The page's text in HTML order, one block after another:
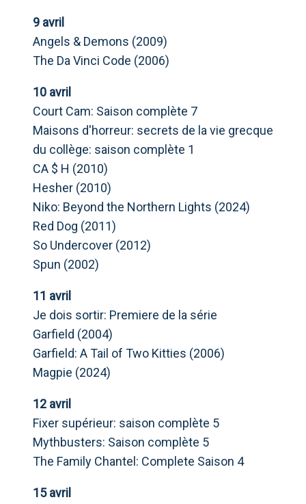
9 avril
Angels & Demons (2009)
The Da Vinci Code (2006)
10 avril
Court Cam: Saison complète 7
Maisons d'horreur: secrets de la vie grecque
du collège: saison complète 1
CA $ H (2010)
Hesher (2010)
Niko: Beyond the Northern Lights (2024)
Red Dog (2011)
So Undercover (2012)
Spun (2002)
11 avril
Je dois sortir: Premiere de la série
Garfield (2004)
Garfield: A Tail of Two Kitties (2006)
Magpie (2024)
12 avril
Fixer supérieur: saison complète 5
Mythbusters: Saison complète 5
The Family Chantel: Complete Saison 4
15 avril